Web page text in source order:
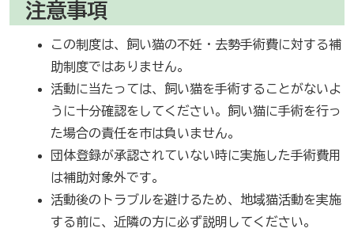
注意事項
この制度は、飼い猫の不妊・去勢手術費に対する補
助制度ではありません。
活動に当たっては、飼い猫を手術することがないよ
うに十分確認をしてください。飼い猫に手術を行っ
た場合の責任を市は負いません。
団体登録が承認されていない時に実施した手術費用
は補助対象外です。
活動後のトラブルを避けるため、地域猫活動を実施
する前に、近隣の方に必ず説明してください。